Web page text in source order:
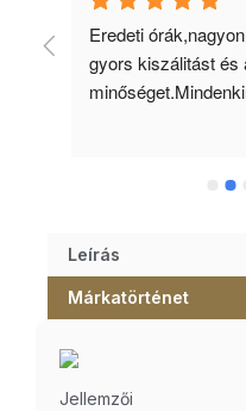
Eredeti
gyors kiszálitást és
Leírás
Márkatörténet
Jellemzői